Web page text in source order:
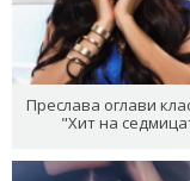
Преслава оглави
"Хит на